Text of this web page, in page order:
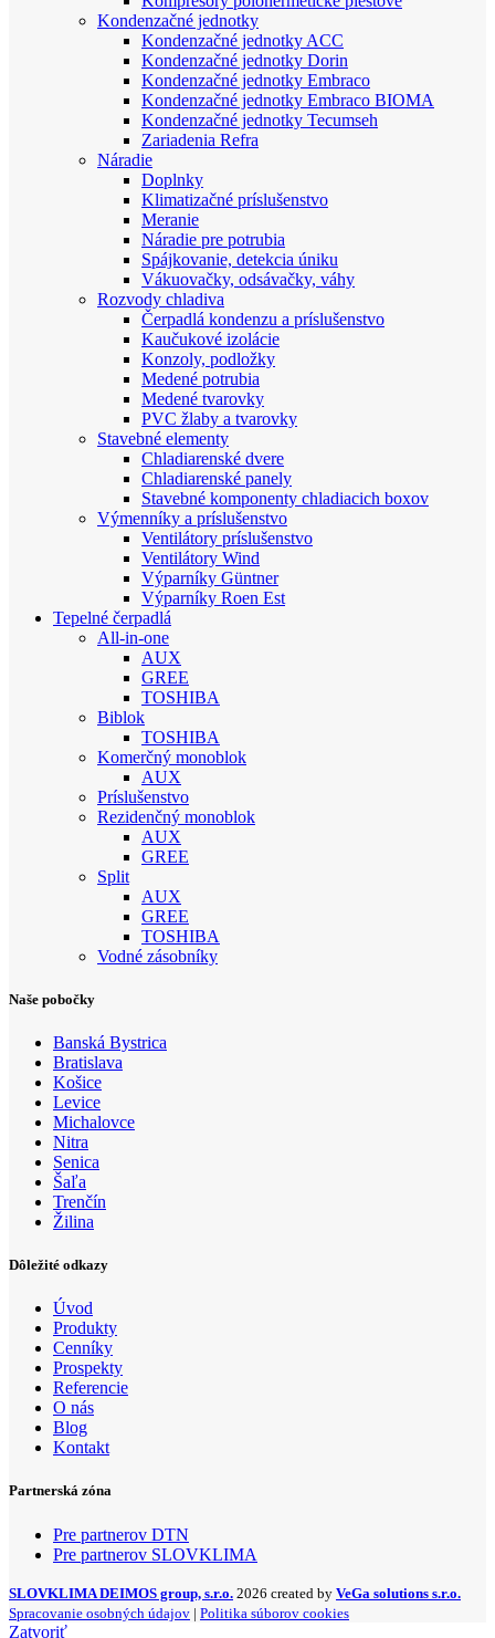
Kondenzačné jednotky
Kondenzačné jednotky ACC
Kondenzačné jednotky Dorin
Kondenzačné jednotky Embraco
Kondenzačné jednotky Embraco BIOMA
Kondenzačné jednotky Tecumseh
Zariadenia Refra
Náradie
Doplnky
Klimatizačné príslušenstvo
Meranie
Náradie pre potrubia
Spájkovanie, detekcia úniku
Vákuovačky, odsávačky, váhy
Rozvody chladiva
Čerpadlá kondenzu a príslušenstvo
Kaučukové izolácie
Konzoly, podložky
Medené potrubia
Medené tvarovky
PVC žlaby a tvarovky
Stavebné elementy
Chladiarenské dvere
Chladiarenské panely
Stavebné komponenty chladiacich boxov
Výmenníky a príslušenstvo
Ventilátory príslušenstvo
Ventilátory Wind
Výparníky Güntner
Výparníky Roen Est
Tepelné čerpadlá
All-in-one
AUX
GREE
TOSHIBA
Biblok
TOSHIBA
Komerčný monoblok
AUX
Príslušenstvo
Rezidenčný monoblok
AUX
GREE
Split
AUX
GREE
TOSHIBA
Vodné zásobníky
Naše pobočky
Banská Bystrica
Bratislava
Košice
Levice
Michalovce
Nitra
Senica
Šaľa
Trenčín
Žilina
Dôležité odkazy
Úvod
Produkty
Cenníky
Prospekty
Referencie
O nás
Blog
Kontakt
Partnerská zóna
Pre partnerov DTN
Pre partnerov SLOVKLIMA
SLOVKLIMA DEIMOS group, s.r.o. 2026 created by VeGa solutions s.r.o.
Spracovanie osobných údajov | Politika súborov cookies
Zatvoriť